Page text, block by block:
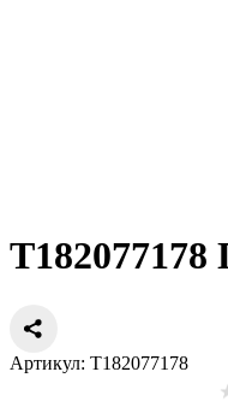
Т182077178
Артикул: Т182077178